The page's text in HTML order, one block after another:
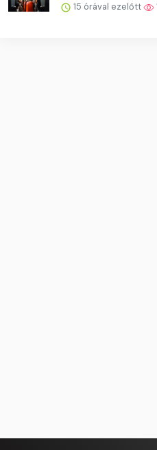
15 órával ezelőtt